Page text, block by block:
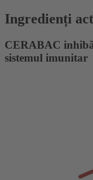
Ingredienți
CERABAC
sistemul imunitar